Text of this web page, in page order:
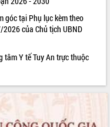
góc tại Phụ lục kèm theo
của Chủ tịch UBND
tâm Y tế Tuy An trực thuộc